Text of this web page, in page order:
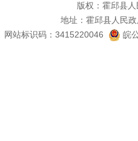
版权：霍邱县
地址：霍邱县人民
网站标识码：3415220046
皖